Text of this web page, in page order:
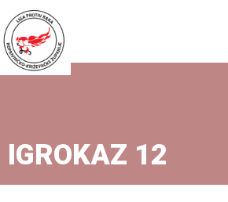
IGROKAZ 12